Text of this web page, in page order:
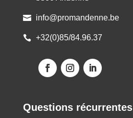
 info@promandenne.be
 +32(0)85/84.96.37
Questions récurrentes